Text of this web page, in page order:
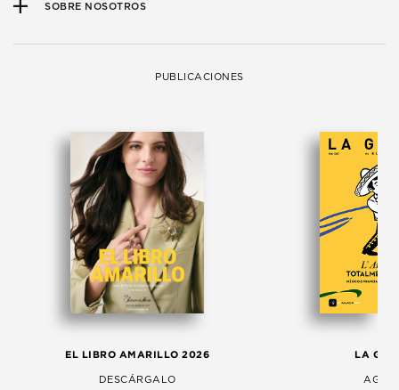
SOBRE NOSOTROS
PUBLICACIONES
EL LIBRO AMARILLO 2026
DESCÁRGALO
LA